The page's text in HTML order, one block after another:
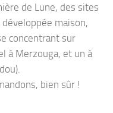
de Lune, des sites
maison,
concentrant sur
à Merzouga, et un à
bien sûr !